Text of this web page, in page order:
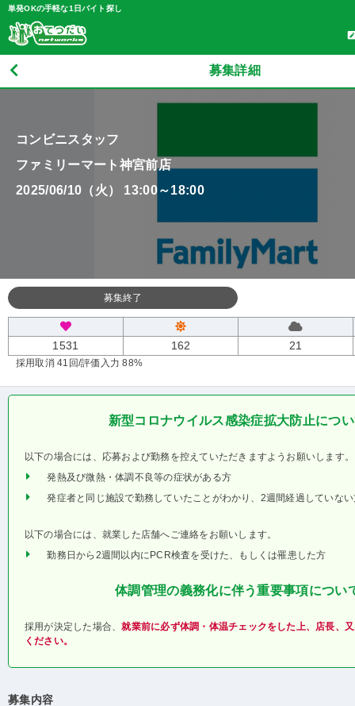
単発OKの手軽な1日バイト探し
募集詳細
コンビニスタッフ
ファミリーマート神宮前店
2025/06/10（火） 13:00～18:00
募集終了
1531 162 21
採用取消 41回/評価入力 88%
新型コロナウイルス感染症拡大防止につ
以下の場合には、応募および勤務を控えていただきますようお願いします。
発熱及び微熱・体調不良等の症状がある方
発症者と同じ施設で勤務していたことがわかり、2週間経過していな
以下の場合には、就業した店舗へご連絡をお願いします。
勤務日から2週間以内にPCR検査を受けた、もしくは罹患した方
体調管理の義務化に伴う重要事項につい
採用が決定した場合、就業前に必ず体調・体温チェックをした上、店長、
ください。
募集内容